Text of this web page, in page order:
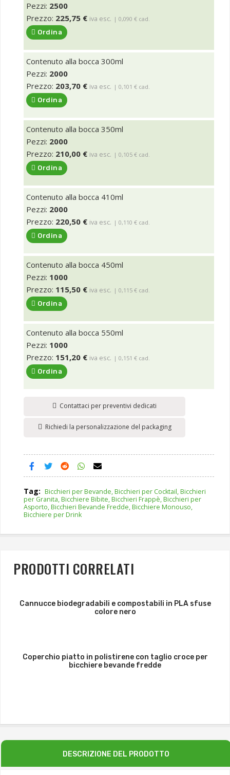
Pezzi: 2500
Prezzo: 225,75 € iva esc. | 0,090 € cad.
Ordina
Contenuto alla bocca 300ml
Pezzi: 2000
Prezzo: 203,70 € iva esc. | 0,101 € cad.
Ordina
Contenuto alla bocca 350ml
Pezzi: 2000
Prezzo: 210,00 € iva esc. | 0,105 € cad.
Ordina
Contenuto alla bocca 410ml
Pezzi: 2000
Prezzo: 220,50 € iva esc. | 0,110 € cad.
Ordina
Contenuto alla bocca 450ml
Pezzi: 1000
Prezzo: 115,50 € iva esc. | 0,115 € cad.
Ordina
Contenuto alla bocca 550ml
Pezzi: 1000
Prezzo: 151,20 € iva esc. | 0,151 € cad.
Ordina
Contattaci per preventivi dedicati
Richiedi la personalizzazione del packaging
Tag: Bicchieri per Bevande, Bicchieri per Cocktail, Bicchieri
per Granita, Bicchiere Bibite, Bicchieri Frappè, Bicchieri per
Asporto, Bicchieri Bevande Fredde, Bicchiere Monouso,
Bicchiere per Drink
PRODOTTI CORRELATI
Cannucce biodegradabili e compostabili in PLA sfuse
colore nero
Coperchio piatto in polistirene con taglio croce per
bicchiere bevande fredde
DESCRIZIONE DEL PRODOTTO